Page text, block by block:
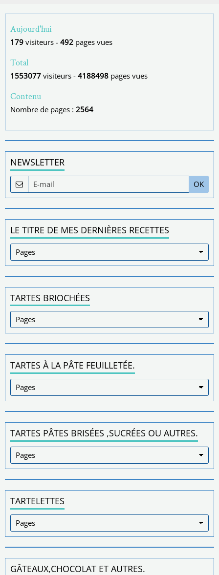
Aujourd'hui
179 visiteurs - 492 pages vues
Total
1553077 visiteurs - 4188498 pages vues
Contenu
Nombre de pages : 2564
NEWSLETTER
OK
LE TITRE DE MES DERNIÈRES RECETTES
TARTES BRIOCHÉES
TARTES À LA PÂTE FEUILLETÉE.
TARTES PÂTES BRISÉES ,SUCRÉES OU AUTRES.
TARTELETTES
GÂTEAUX,CHOCOLAT ET AUTRES.